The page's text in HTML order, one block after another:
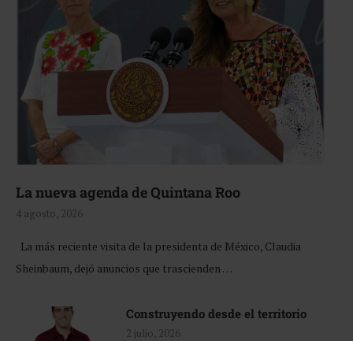
La nueva agenda de Quintana Roo
4 agosto, 2026
La más reciente visita de la presidenta de México, Claudia
Sheinbaum, dejó anuncios que trascienden …
Construyendo desde el territorio
2 julio, 2026